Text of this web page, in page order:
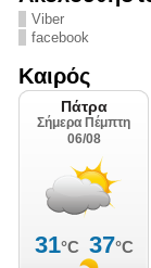
Viber
facebook
Καιρός
Ιουλίου 2026